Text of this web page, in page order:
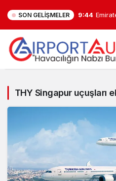
SON GELIŞMELER 9:44
THY
Singapur
uçuşları
ek
sefer
Haberleri
THY Singapur uçuşları